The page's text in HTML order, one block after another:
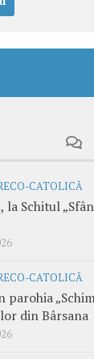
CATOLICĂ
la Schitul
CATOLICĂ
parohia
din Bârsana